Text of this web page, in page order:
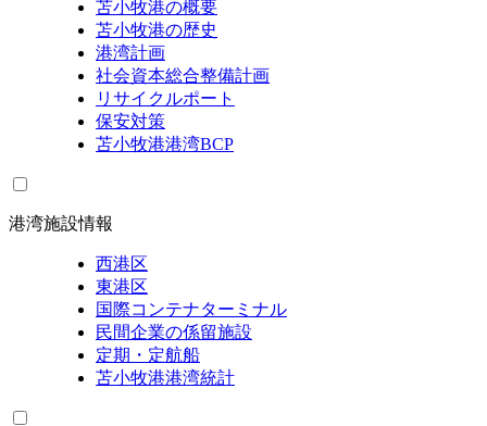
苫小牧港の概要
苫小牧港の歴史
港湾計画
社会資本総合整備計画
リサイクルポート
保安対策
苫小牧港港湾BCP
港湾施設情報
西港区
東港区
国際コンテナターミナル
民間企業の係留施設
定期・定航船
苫小牧港港湾統計